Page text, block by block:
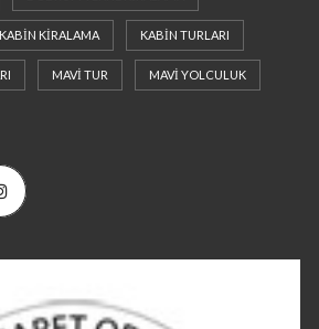
KABIN KIRALAMA KABIN TURLARI
MAVI TUR MAVI YOLCULUK